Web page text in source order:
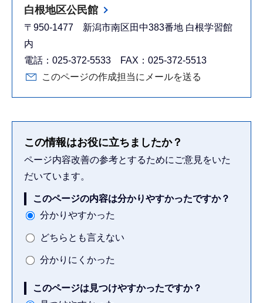
白根地区公民館
〒950-1477 新潟市南区田中383番地 白根学習館
内
電話：025-372-5533 FAX：025-372-5513
このページの作成担当にメールを送る
この情報はお役に立ちましたか？
ページ内容改善の参考とするためにご意見をいた
だいています。
このページの内容は分かりやすかったですか？
分かりやすかった
どちらとも言えない
分かりにくかった
このページは見つけやすかったですか？